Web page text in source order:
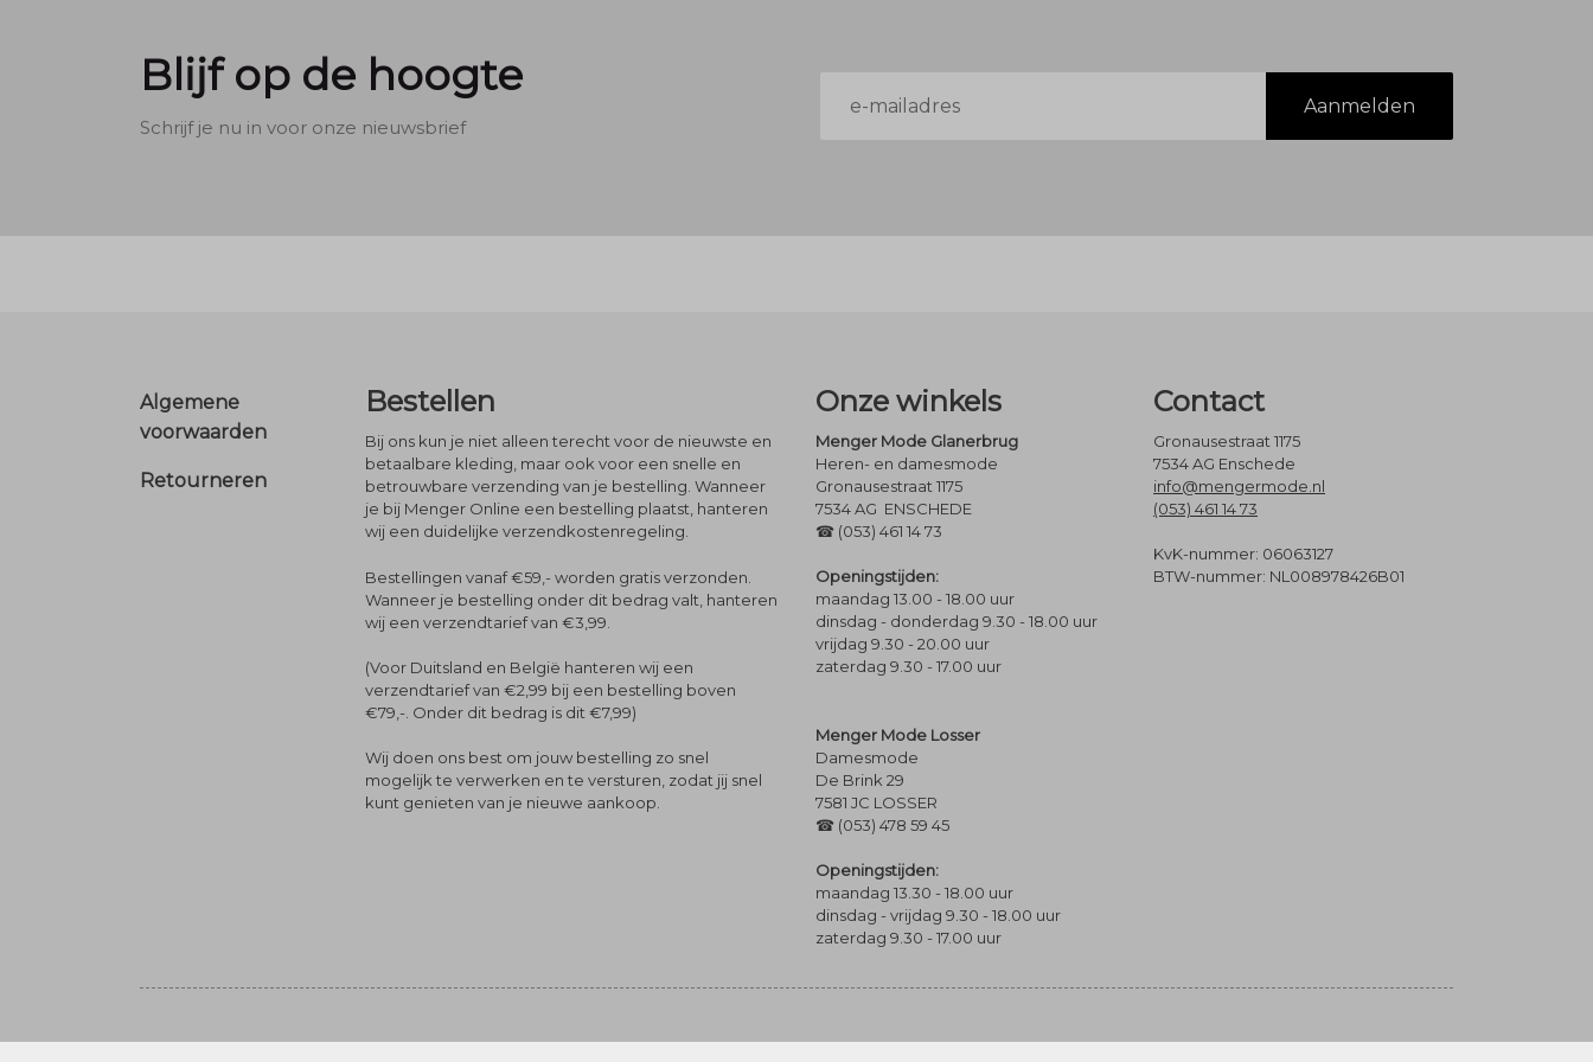
Blijf op de hoogte
Schrijf je nu in voor onze nieuwsbrief
mailadres
Aanmelden
Footer
Algemene
voorwaarden
Retourneren
Bestellen
Bij ons kun je niet alleen terecht voor de nieuwste en
betaalbare kleding, maar ook voor een snelle en
betrouwbare verzending van je bestelling. Wanneer
je bij Menger Online een bestelling plaatst, hanteren
wij een duidelijke verzendkostenregeling.
Bestellingen vanaf €59,- worden gratis verzonden.
Wanneer je bestelling onder dit bedrag valt, hanteren
wij een verzendtarief van €3,99.
(Voor Duitsland en België hanteren wij een
verzendtarief van €2,99 bij een bestelling boven
€79,-. Onder dit bedrag is dit €7,99)
Wij doen ons best om jouw bestelling zo snel
mogelijk te verwerken en te versturen, zodat jij snel
kunt genieten van je nieuwe aankoop.
Onze winkels
Menger Mode Glanerbrug
Heren- en damesmode
Gronausestraat 1175
7534 AG ENSCHEDE
☎ (053) 461 14 73
Openingstijden:
maandag 13.00 - 18.00 uur
dinsdag - donderdag 9.30 - 18.00 uur
vrijdag 9.30 - 20.00 uur
zaterdag 9.30 - 17.00 uur
Menger Mode Losser
Damesmode
De Brink 29
7581 JC LOSSER
☎ (053) 478 59 45
Openingstijden:
maandag 13.30 - 18.00 uur
dinsdag - vrijdag 9.30 - 18.00 uur
zaterdag 9.30 - 17.00 uur
Contact
Gronausestraat 1175
7534 AG Enschede
info@mengermode.nl
(053) 461 14 73
KvK-nummer: 06063127
BTW-nummer: NL008978426B01